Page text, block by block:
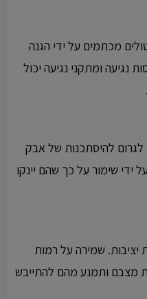
מכתמים על ידי הגנה
נגיעה ומתקני נגיעה יכול
לגרום להיסתכנות של אבק
ידי שימור על כך שהם יינקו
יציבות. שמירה על רמות
מצבם ותמנע מהם להתייבש